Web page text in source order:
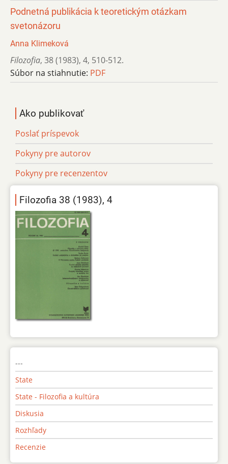
Podnetná publikácia k teoretickým otázkam
svetonázoru
Anna Klimeková
Filozofia, 38 (1983), 4, 510-512.
Súbor na stiahnutie: PDF
Ako publikovať
Poslať príspevok
Pokyny pre autorov
Pokyny pre recenzentov
Filozofia 38 (1983), 4
---
State
State - Filozofia a kultúra
Diskusia
Rozhľady
Recenzie